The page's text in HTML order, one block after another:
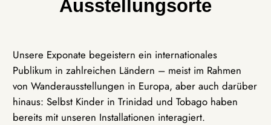
Ausstellungsorte
Unsere Exponate begeistern ein internationales
Publikum in zahlreichen Ländern – meist im Rahmen
von Wanderausstellungen in Europa, aber auch darüber
hinaus: Selbst Kinder in Trinidad und Tobago haben
bereits mit unseren Installationen interagiert.